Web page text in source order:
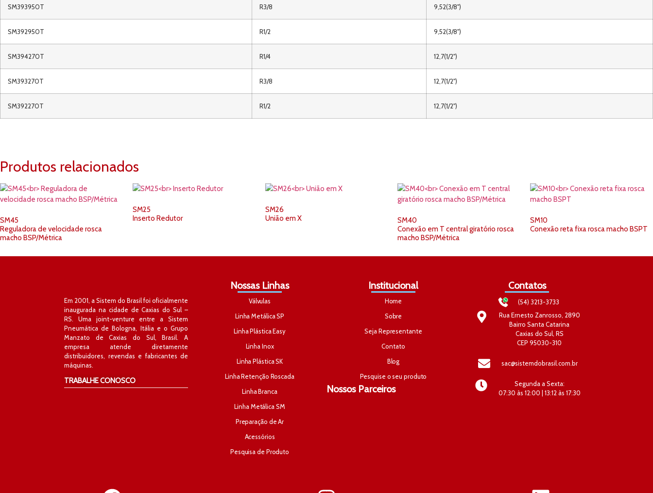
SM393950T R3/8 9,52(3/8")
SM392950T R1/2 9,52(3/8")
SM394270T R1/4 12,7(1/2")
SM393270T R3/8 12,7(1/2")
SM392270T R1/2 12,7(1/2")
Produtos relacionados
SM45
Reguladora de velocidade rosca
macho BSP/Métrica
SM25
Inserto Redutor
SM26
União em X
SM40
Conexão em T central giratório rosca
macho BSP/Métrica
SM10
Conexão reta fixa rosca macho BSPT
Em 2001, a Sistem do Brasil foi oficialmente
inaugurada na cidade de Caxias do Sul –
RS. Uma joint-venture entre a Sistem
Pneumática de Bologna, Itália e o Grupo
Manzato de Caxias do Sul, Brasil. A
empresa atende diretamente
distribuidores, revendas e fabricantes de
máquinas.
TRABALHE CONOSCO
Nossas Linhas
Válvulas
Linha Metálica SP
Linha Plástica Easy
Linha Inox
Linha Plástica SK
Linha Retenção Roscada
Linha Branca
Linha Metálica SM
Preparação de Ar
Acessórios
Pesquisa de Produto
Institucional
Home
Sobre
Seja Representante
Contato
Blog
Pesquise o seu produto
Nossos Parceiros
Contatos
(54) 3213-3733
Rua Ernesto Zanrosso, 2890
Bairro Santa Catarina
Caxias do Sul, RS
CEP 95030-310
sac@sistemdobrasil.com.br
Segunda a Sexta:
07:30 às 12:00 | 13:12 às 17:30